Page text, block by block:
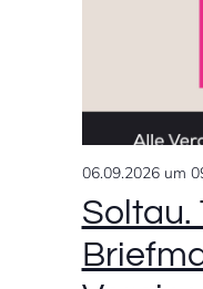
06.09.2026 um
Soltau.